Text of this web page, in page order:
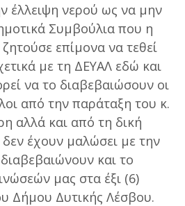
έλλειψη νερού ως να μην
Συμβούλια που η
επίμονα να τεθεί
με τη ΔΕΥΑΛ εδώ και
να το διαβεβαιώσουν οι
από την παράταξη του κ.
αλλά και από τη δική
έχουν μαλώσει με την
και το
μας στα έξι (6)
Δήμου Δυτικής Λέσβου.